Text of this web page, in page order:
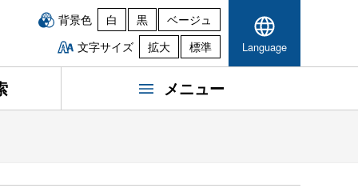
背景色 白 黒
ベージュ
文字サイズ
拡大 標準 Language
メニュー